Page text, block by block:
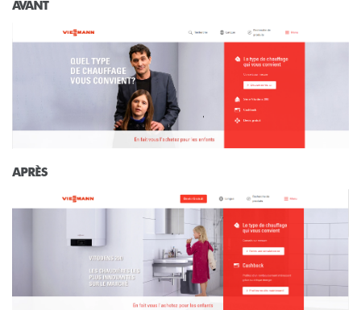
AVANT
APRÈS